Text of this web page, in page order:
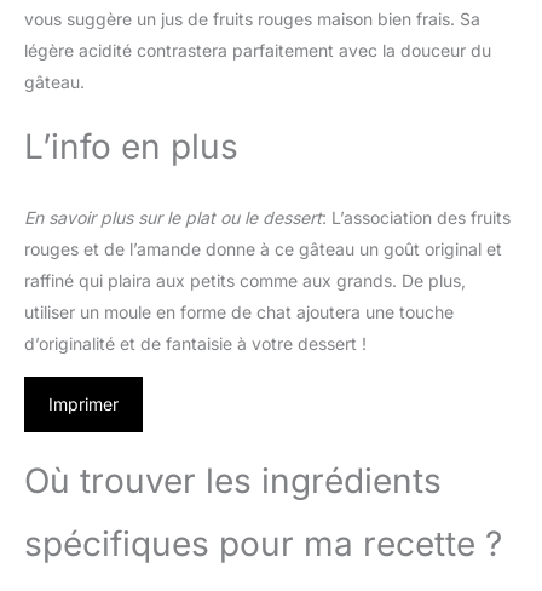
vous suggère un jus de fruits rouges maison bien frais. Sa
légère acidité contrastera parfaitement avec la douceur du
gâteau.
L’info en plus
En savoir plus sur le plat ou le dessert: L’association des fruits
rouges et de l’amande donne à ce gâteau un goût original et
raffiné qui plaira aux petits comme aux grands. De plus,
utiliser un moule en forme de chat ajoutera une touche
d’originalité et de fantaisie à votre dessert !
Imprimer
Où trouver les ingrédients
spécifiques pour ma recette ?